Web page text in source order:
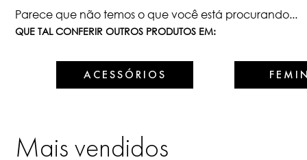
Parece que não temos o que você está procurando...
QUE TAL CONFERIR OUTROS PRODUTOS EM:
ACESSÓRIOS
Mais vendidos